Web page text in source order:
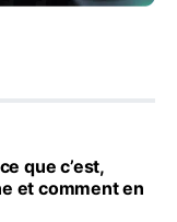
que c’est,
et comment en